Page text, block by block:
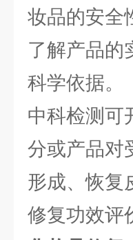
妆品的安全
了解产品的
科学依据。
中科检测可
分或产品对
形成、恢复
修复功效评